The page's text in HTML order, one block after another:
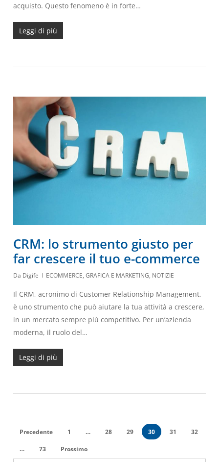
acquisto. Questo fenomeno è in forte…
Leggi di più
CRM: lo strumento giusto per
far crescere il tuo e-commerce
Da Digife ECOMMERCE, GRAFICA E MARKETING, NOTIZIE
Il CRM, acronimo di Customer Relationship Management,
è uno strumento che può aiutare la tua attività a crescere,
in un mercato sempre più competitivo. Per un’azienda
moderna, il ruolo del…
Leggi di più
Precedente 1 … 28 29 30 31 32
… 73 Prossimo